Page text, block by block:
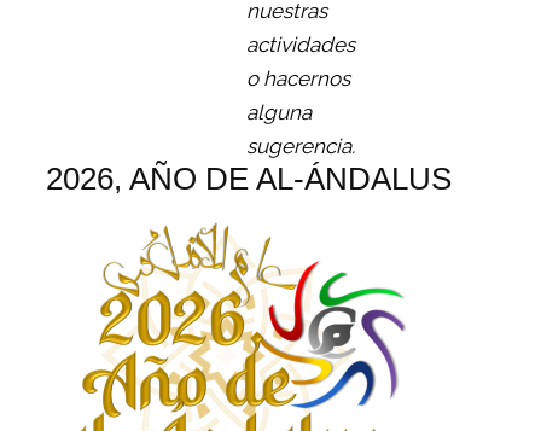
nuestras
actividades
o hacernos
alguna
sugerencia.
2026, AÑO DE AL-ÁNDALUS